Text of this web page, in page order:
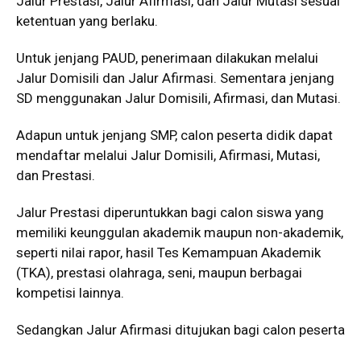
ketentuan yang berlaku.
Untuk jenjang PAUD, penerimaan dilakukan melalui
Jalur Domisili dan Jalur Afirmasi. Sementara jenjang
SD menggunakan Jalur Domisili, Afirmasi, dan Mutasi.
Adapun untuk jenjang SMP, calon peserta didik dapat
mendaftar melalui Jalur Domisili, Afirmasi, Mutasi,
dan Prestasi.
Jalur Prestasi diperuntukkan bagi calon siswa yang
memiliki keunggulan akademik maupun non-akademik,
seperti nilai rapor, hasil Tes Kemampuan Akademik
(TKA), prestasi olahraga, seni, maupun berbagai
kompetisi lainnya.
Sedangkan Jalur Afirmasi ditujukan bagi calon peserta